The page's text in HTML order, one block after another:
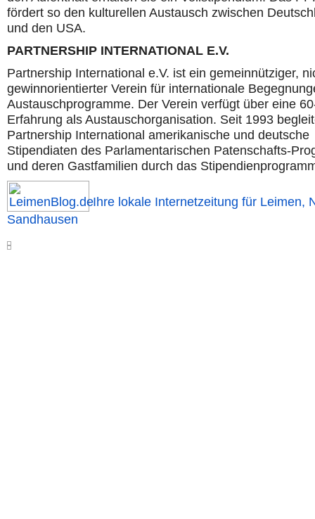
fördert so den kulturellen Austausch zwischen
und den USA.
PARTNERSHIP INTERNATIONAL E.V.
Partnership International e.V. ist ein gemeinnütziger,
gewinnorientierter Verein für internationale
Austauschprogramme. Der Verein verfügt über eine
Erfahrung als Austauschorganisation. Seit 1993
Partnership International amerikanische und deutsche
Stipendiaten des Parlamentarischen Patenschafts-
und deren Gastfamilien durch das
Ihre lokale Internetzeitung für Leimen,
Sandhausen